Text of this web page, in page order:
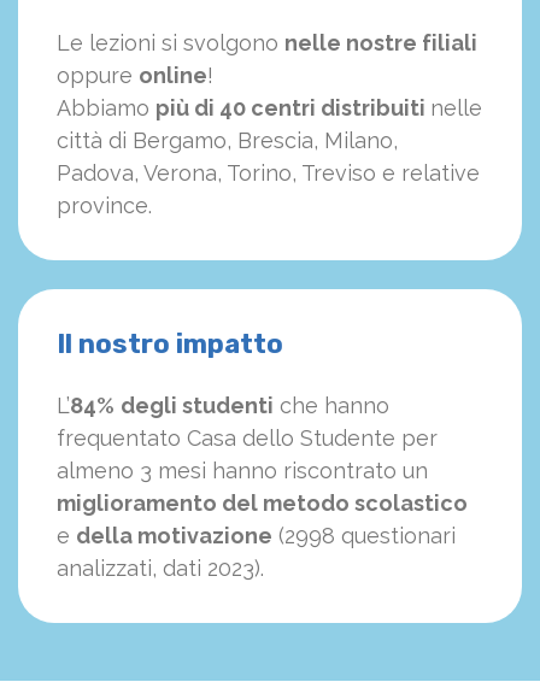
Le lezioni si svolgono nelle nostre filiali
oppure online!
Abbiamo più di 40 centri distribuiti nelle
città di Bergamo, Brescia, Milano,
Padova, Verona, Torino, Treviso e relative
province.
Il nostro impatto
L’84% degli studenti che hanno
frequentato Casa dello Studente per
almeno 3 mesi hanno riscontrato un
miglioramento del metodo scolastico
e della motivazione (2998 questionari
analizzati, dati 2023).